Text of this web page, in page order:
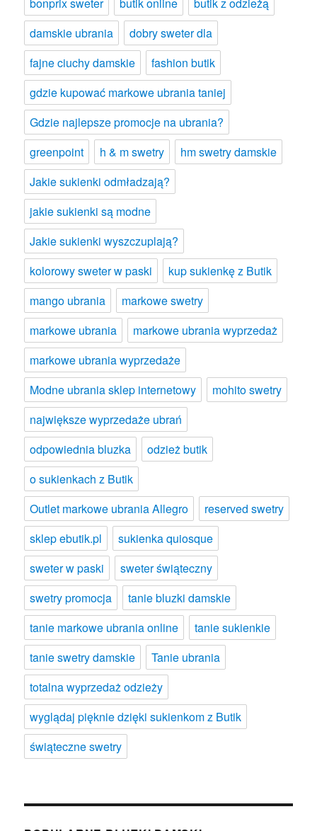
damskie ubrania
dobry sweter dla
fajne ciuchy damskie
fashion butik
gdzie kupować markowe ubrania taniej
Gdzie najlepsze promocje na ubrania?
greenpoint
h & m swetry
hm swetry damskie
Jakie sukienki odmładzają?
jakie sukienki są modne
Jakie sukienki wyszczuplają?
kolorowy sweter w paski
kup sukienkę z Butik
mango ubrania
markowe swetry
markowe ubrania
markowe ubrania wyprzedaż
markowe ubrania wyprzedaże
Modne ubrania sklep internetowy
mohito swetry
największe wyprzedaże ubrań
odpowiednia bluzka
odzież butik
o sukienkach z Butik
Outlet markowe ubrania Allegro
reserved swetry
sklep ebutik.pl
sukienka quiosque
sweter w paski
sweter świąteczny
swetry promocja
tanie bluzki damskie
tanie markowe ubrania online
tanie sukienkie
tanie swetry damskie
Tanie ubrania
totalna wyprzedaż odzieży
wyglądaj pięknie dzięki sukienkom z Butik
świąteczne swetry